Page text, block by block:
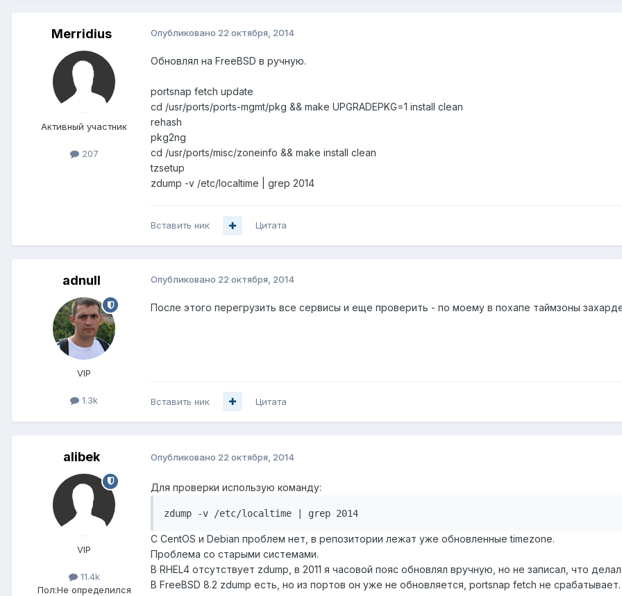
Merridius
Активный участник
207
Опубликовано 22 октября, 2014
Обновлял на FreeBSD в ручную.
portsnap fetch update
cd /usr/ports/ports-mgmt/pkg && make UPGRADEPKG=1 install clean
rehash
pkg2ng
cd /usr/ports/misc/zoneinfo && make install clean
tzsetup
zdump -v /etc/localtime | grep 2014
Вставить ник Цитата
adnull
VIP
1.3k
Опубликовано 22 октября, 2014
После этого перегрузить все сервисы и еще проверить - по моему в похапе таймзоны
Вставить ник Цитата
alibek
VIP
11.4k
Пол:Не определился
Опубликовано 22 октября, 2014
Для проверки использую команду:
zdump -v /etc/localtime | grep 2014
С CentOS и Debian проблем нет, в репозитории лежат уже обновленные timezone.
Проблема со старыми системами.
В RHEL4 отсутствует zdump, в 2011 я часовой пояс обновлял вручную, но не записал, что
В FreeBSD 8.2 zdump есть, но из портов он уже не обновляется, portsnap fetch не